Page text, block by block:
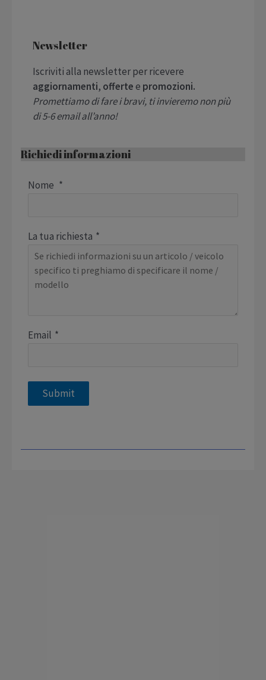
Newsletter
Iscriviti alla newsletter per ricevere
aggiornamenti, offertee promozioni.
Promettiamo di fare i bravi, ti invieremo non più
di 5-6 email all’anno!
[nl4wp_form id="1224"]
Richiedi informazioni
Nome *
La tua richiesta *
Email *
Submit